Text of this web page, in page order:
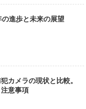
進歩と未来の展望
カメラの現状と比較。
意事項